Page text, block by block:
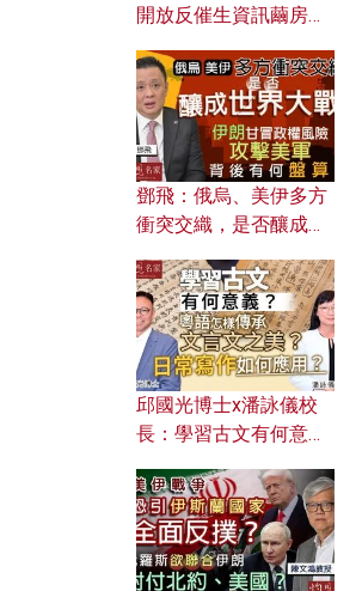
開放反催生資訊繭房，
何避免遭AI演算法操
控？
鄧飛：俄烏、美伊多方
衝突交織，是否釀成世
風險攻擊美軍，背後有
何盤算？
邱國光博士x潘詠儀校
長：學習古文有何意
文之美？ 日常寫作如何
應用？